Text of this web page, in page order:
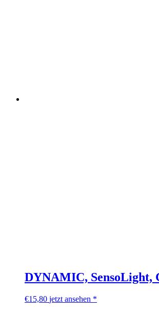
DYNAMIC, SensoLight,
€15,80 jetzt ansehen *